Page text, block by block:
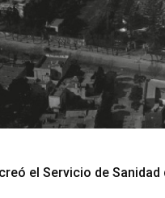
el Servicio de